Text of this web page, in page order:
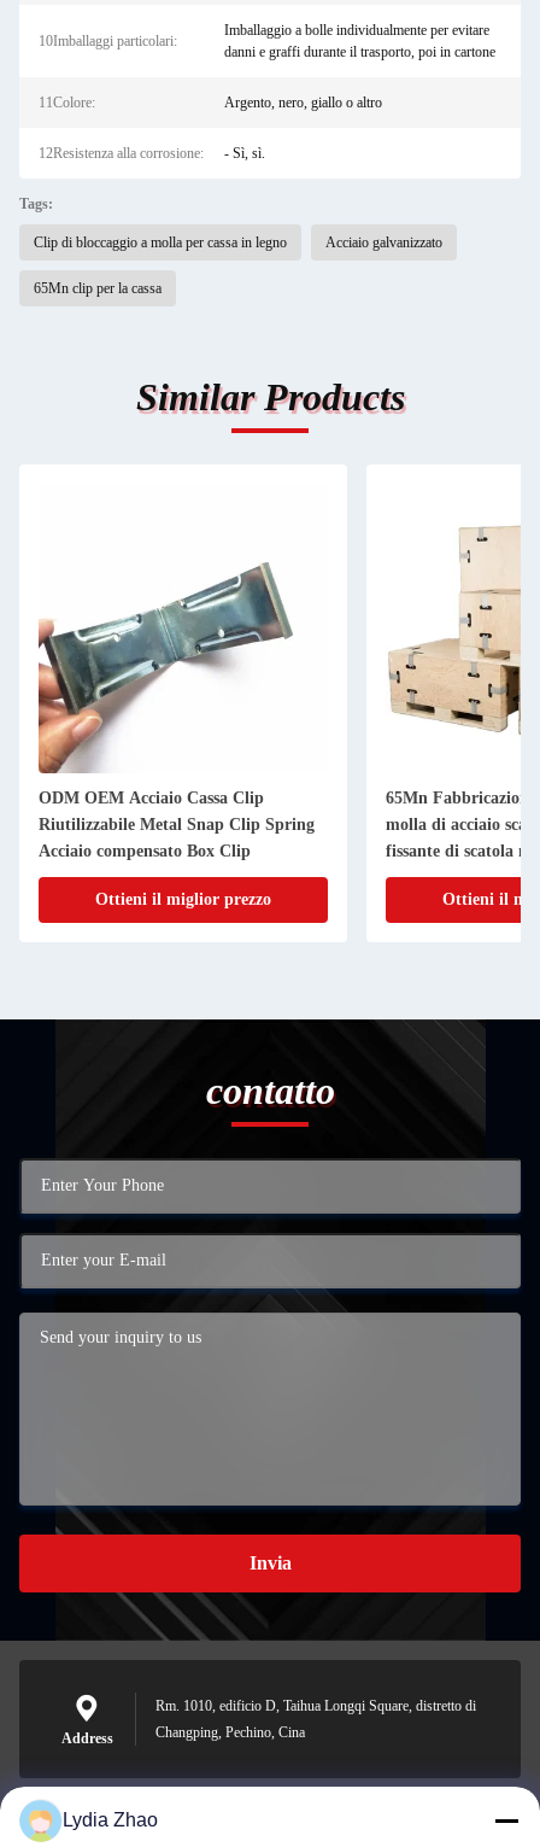
10Imballaggi particolari:
Imballaggio a bolle individualmente per evitare
danni e graffi durante il trasporto, poi in cartone
11Colore: Argento, nero, giallo o altro
12Resistenza alla corrosione: - Sì, sì.
Tags:
Clip di bloccaggio a molla per cassa in legno Acciaio galvanizzato
65Mn clip per la cassa
Similar Products
ODM OEM Acciaio Cassa Clip
Riutilizzabile Metal Snap Clip Spring
Acciaio compensato Box Clip
Ottieni il miglior prezzo
65Mn
molla di acciaio
fissante di scatola
Ottieni il
contatto
Invia
Address
Rm. 1010, edificio D, Taihua Longqi Square, distretto di
Changping, Pechino, Cina
Lydia Zhao